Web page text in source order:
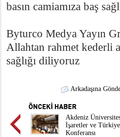
basın camiamıza baş
Byturco Medya Yayın
Allahtan rahmet kederli
sağlığı diliyoruz
Arkadaşına
Akdeniz
İşaretler ve
Konferansı